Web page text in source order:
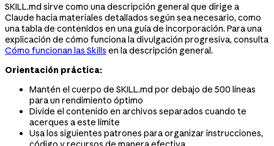
SKILL.md sirve como una descripción general que dirige a
Claude hacia materiales detallados según sea necesario, como
una tabla de contenidos en una guía de incorporación. Para una
explicación de cómo funciona la divulgación progresiva, consulta
Cómo funcionan las Skills en la descripción general.
Orientación práctica:
Mantén el cuerpo de SKILL.md por debajo de 500 líneas
para un rendimiento óptimo
Divide el contenido en archivos separados cuando te
acerques a este límite
Usa los siguientes patrones para organizar instrucciones,